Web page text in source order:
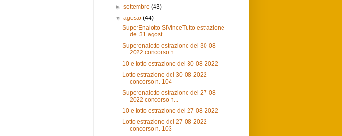
►settembre(43)
▼agosto(44)
SuperEnalotto SiVinceTutto estrazione
del 31 agost...
Superenalotto estrazione del 30-08-
2022 concorso n...
10 e lotto estrazione del 30-08-2022
Lotto estrazione del 30-08-2022
concorso n. 104
Superenalotto estrazione del 27-08-
2022 concorso n...
10 e lotto estrazione del 27-08-2022
Lotto estrazione del 27-08-2022
concorso n. 103